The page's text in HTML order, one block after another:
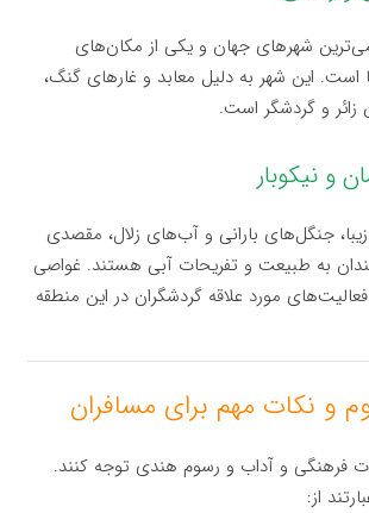
شهرهای جهان و یکی از مکان‌های
این شهر به دلیل معابد و غارهای گنگ،
زائر و گردشگر است.
جنگل‌های بارانی و آب‌های زلال، مقصدی
به طبیعت و تفریحات آبی هستند. غواصی
مورد علاقه گردشگران در این منطقه
فرهنگی و آداب و رسوم هندی توجه کنند.
از: